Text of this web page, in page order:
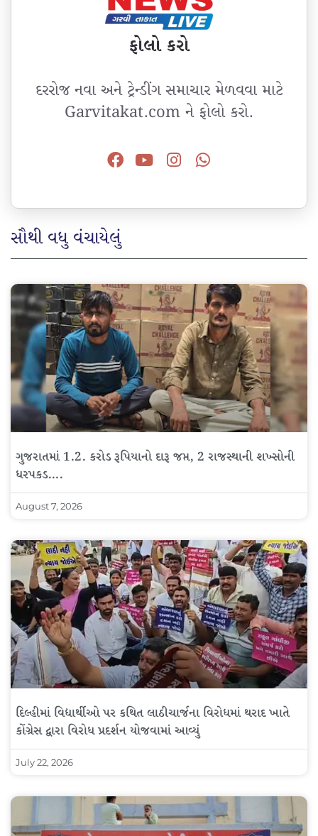
ફોલો કરો
દરરોજ નવા અને ટ્રેન્ડીંગ સમાચાર મેળવવા માટે
Garvitakat.com ને ફોલો કરો.
સૌથી વધુ વંચાયેલું
ગુજરાતમાં 1.2. કરોડ રૂપિયાનો દારૂ જપ્ત, 2 રાજસ્થાની શખ્સોની
ધરપકડ….
August 7, 2026
દિલ્હીમાં વિદ્યાર્થીઓ પર કથિત લાઠીચાર્જના વિરોધમાં થરાદ ખાતે
કોંગ્રેસ દ્વારા વિરોધ પ્રદર્શન યોજવામાં આવ્યું
July 22, 2026